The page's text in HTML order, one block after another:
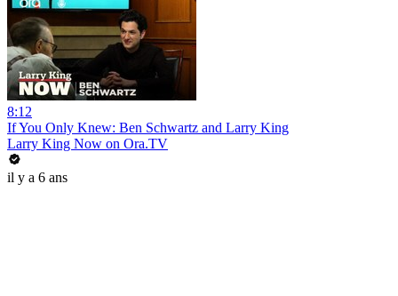
8:12
If You Only Knew: Ben Schwartz and Larry King
Larry King Now on Ora.TV
il y a 6 ans